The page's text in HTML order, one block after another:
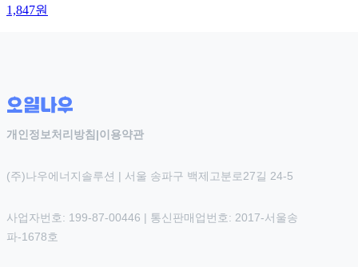
1,847원
개인정보처리방침 |이용약관
(주)나우에너지솔루션 | 서울 송파구 백제고분로27길 24-5
사업자번호: 199-87-00446 | 통신판매업번호: 2017-서울송
파-1678호